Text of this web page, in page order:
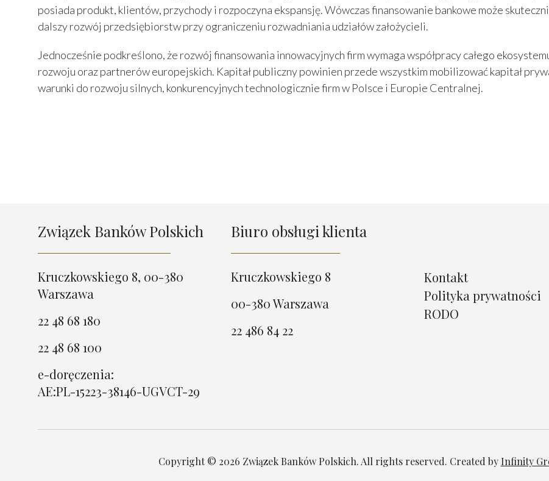
posiada produkt, klientów, przychody i rozpoczyna ekspansję. Wówczas finansowanie bankowe może
dalszy rozwój przedsiębiorstw przy ograniczeniu rozwadniania udziałów założycieli.
Jednocześnie podkreślono, że rozwój finansowania innowacyjnych firm wymaga współpracy całego
rozwoju oraz partnerów europejskich. Kapitał publiczny powinien przede wszystkim mobilizować kapitał
warunki do rozwoju silnych, konkurencyjnych technologicznie firm w Polsce i Europie Centralnej.
Związek Banków Polskich
Kruczkowskiego 8, 00-380
Warszawa
22 48 68 180
22 48 68 100
e-doręczenia:
AE:PL-15223-38146-UGVCT-29
Biuro obsługi klienta
Kruczkowskiego 8
00-380 Warszawa
22 486 84 22
Kontakt
Polityka prywatności
RODO
Copyright © 2026 Związek Banków Polskich. All rights reserved. Created by Infinity